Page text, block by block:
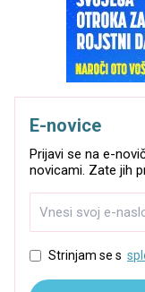
E-novice
Prijavi se na e-
novicami. Zate jih
Strinjam se s